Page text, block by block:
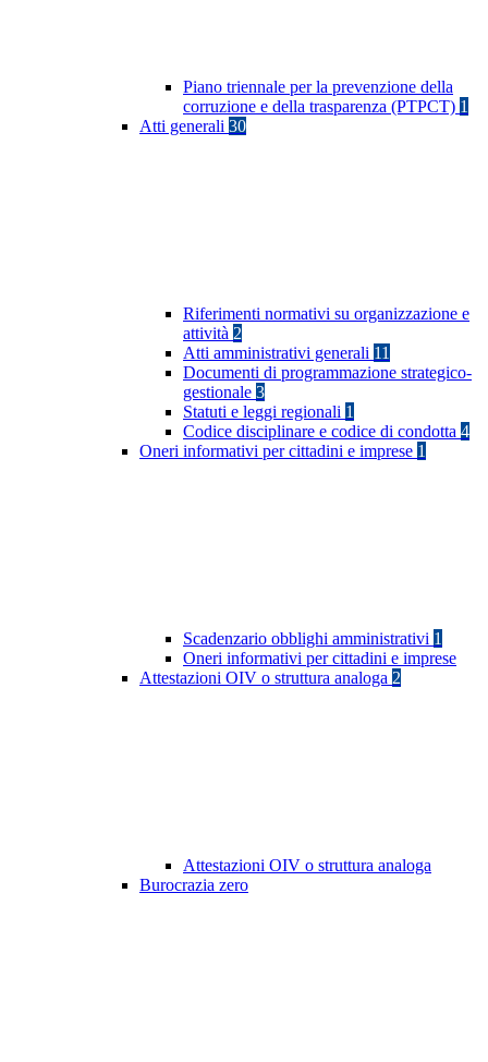
Piano triennale per la prevenzione della
corruzione e della trasparenza (PTPCT) 1
Atti generali 30
Riferimenti normativi su organizzazione e
attività 2
Atti amministrativi generali 11
Documenti di programmazione strategico-
gestionale 3
Statuti e leggi regionali 1
Codice disciplinare e codice di condotta 4
Oneri informativi per cittadini e imprese 1
Scadenzario obblighi amministrativi 1
Oneri informativi per cittadini e imprese
Attestazioni OIV o struttura analoga 2
Attestazioni OIV o struttura analoga
Burocrazia zero